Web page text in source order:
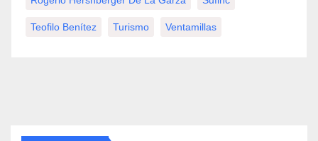
Teofilo Benítez Turismo Ventamillas